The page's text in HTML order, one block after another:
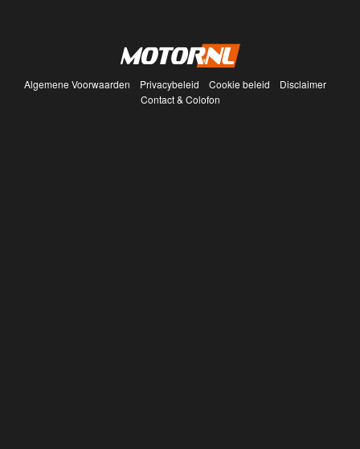
Algemene Voorwaarden Privacybeleid Cookie beleid
Disclaimer
Contact & Colofon